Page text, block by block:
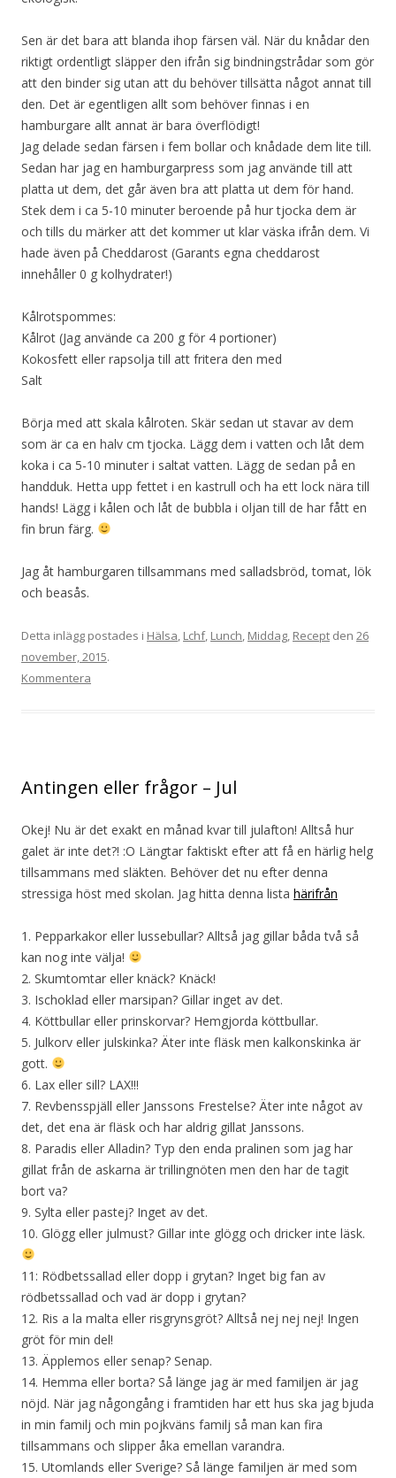
Sen är det bara att blanda ihop färsen väl. När du knådar den
riktigt ordentligt släpper den ifrån sig bindningstrådar som gör
att den binder sig utan att du behöver tillsätta något annat till
den. Det är egentligen allt som behöver finnas i en
hamburgare allt annat är bara överflödigt!
Jag delade sedan färsen i fem bollar och knådade dem lite till.
Sedan har jag en hamburgarpress som jag använde till att
platta ut dem, det går även bra att platta ut dem för hand.
Stek dem i ca 5-10 minuter beroende på hur tjocka dem är
och tills du märker att det kommer ut klar väska ifrån dem. Vi
hade även på Cheddarost (Garants egna cheddarost
innehåller 0 g kolhydrater!)
Kålrotspommes:
Kålrot (Jag använde ca 200 g för 4 portioner)
Kokosfett eller rapsolja till att fritera den med
Salt
Börja med att skala kålroten. Skär sedan ut stavar av dem
som är ca en halv cm tjocka. Lägg dem i vatten och låt dem
koka i ca 5-10 minuter i saltat vatten. Lägg de sedan på en
handduk. Hetta upp fettet i en kastrull och ha ett lock nära till
hands! Lägg i kålen och låt de bubbla i oljan till de har fått en
fin brun färg.
Jag åt hamburgaren tillsammans med salladsbröd, tomat, lök
och beasås.
Detta inlägg postades i Hälsa Lchf, Lunch Middag Recept den 26
november, 2015.
Kommentera
Antingen eller frågor – Jul
Okej! Nu är det exakt en månad kvar till julafton! Alltså hur
galet är inte det?! :O Längtar faktiskt efter att få en härlig helg
tillsammans med släkten. Behöver det nu efter denna
stressiga höst med skolan. Jag hitta denna lista härifrån
1. Pepparkakor eller lussebullar? Alltså jag gillar båda två så
kan nog inte välja!
2. Skumtomtar eller knäck? Knäck!
3. Ischoklad eller marsipan? Gillar inget av det.
4. Köttbullar eller prinskorvar? Hemgjorda köttbullar.
5. Julkorv eller julskinka? Äter inte fläsk men kalkonskinka är
gott.
6. Lax eller sill? LAX!!!
7. Revbensspjäll eller Janssons Frestelse? Äter inte något av
det, det ena är fläsk och har aldrig gillat Janssons.
8. Paradis eller Alladin? Typ den enda pralinen som jag har
gillat från de askarna är trillingnöten men den har de tagit
bort va?
9. Sylta eller pastej? Inget av det.
10. Glögg eller julmust? Gillar inte glögg och dricker inte läsk.
11: Rödbetssallad eller dopp i grytan? Inget big fan av
rödbetssallad och vad är dopp i grytan?
12. Ris a la malta eller risgrynsgröt? Alltså nej nej nej! Ingen
gröt för min del!
13. Äpplemos eller senap? Senap.
14. Hemma eller borta? Så länge jag är med familjen är jag
nöjd. När jag någongång i framtiden har ett hus ska jag bjuda
in min familj och min pojkväns familj så man kan fira
tillsammans och slipper åka emellan varandra.
15. Utomlands eller Sverige? Så länge familjen är med som